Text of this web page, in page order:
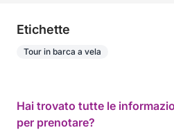
Etichette
Tour in barca a vela
Hai trovato tutte le
per prenotare?